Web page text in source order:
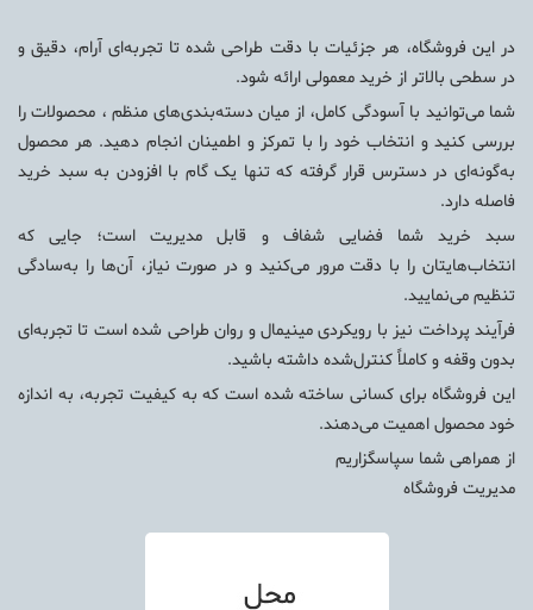
در این فروشگاه، هر جزئیات با دقت طراحی شده تا تجربه‌ای آرام، دقیق و
در سطحی بالاتر از خرید معمولی ارائه شود.
شما می‌توانید با آسودگی کامل، از میان دسته‌بندی‌های منظم ، محصولات را
بررسی کنید و انتخاب خود را با تمرکز و اطمینان انجام دهید. هر محصول
به‌گونه‌ای در دسترس قرار گرفته که تنها یک گام با افزودن به سبد خرید
فاصله دارد.
سبد خرید شما فضایی شفاف و قابل مدیریت است؛ جایی که
انتخاب‌هایتان را با دقت مرور می‌کنید و در صورت نیاز، آن‌ها را به‌سادگی
تنظیم می‌نمایید.
فرآیند پرداخت نیز با رویکردی مینیمال و روان طراحی شده است تا تجربه‌ای
بدون وقفه و کاملاً کنترل‌شده داشته باشید.
این فروشگاه برای کسانی ساخته شده است که به کیفیت تجربه، به اندازه
خود محصول اهمیت می‌دهند.
از همراهی شما سپاسگزاریم
مدیریت فروشگاه